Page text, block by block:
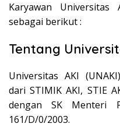
Karyawan Universitas
sebagai berikut :
Tentang
Universitas AKI
dari STIMIK AKI, STIE
dengan SK Menteri
161/D/0/2003.